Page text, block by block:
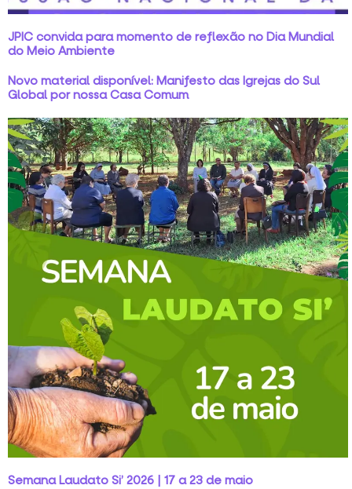
JPIC convida para momento de reflexão no Dia Mundial
do Meio Ambiente
Novo material disponível: Manifesto das Igrejas do Sul
Global por nossa Casa Comum
Semana Laudato Si’ 2026 | 17 a 23 de maio